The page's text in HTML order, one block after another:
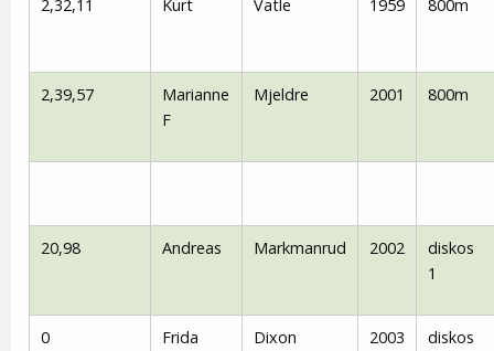
2,32,11 Kurt Vatle 1959 800m
2,39,57
Marianne
F
Mjeldre 2001 800m
20,98 Andreas Markmanrud 2002
diskos
1
0 Frida Dixon 2003
diskos